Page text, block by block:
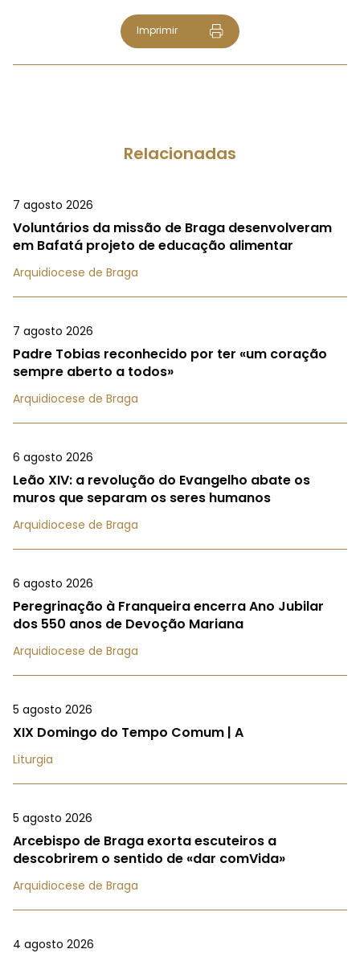
Imprimir
Relacionadas
7 agosto 2026
Voluntários da missão de Braga desenvolveram
em Bafatá projeto de educação alimentar
Arquidiocese de Braga
7 agosto 2026
Padre Tobias reconhecido por ter «um coração
sempre aberto a todos»
Arquidiocese de Braga
6 agosto 2026
Leão XIV: a revolução do Evangelho abate os
muros que separam os seres humanos
Arquidiocese de Braga
6 agosto 2026
Peregrinação à Franqueira encerra Ano Jubilar
dos 550 anos de Devoção Mariana
Arquidiocese de Braga
5 agosto 2026
XIX Domingo do Tempo Comum | A
Liturgia
5 agosto 2026
Arcebispo de Braga exorta escuteiros a
descobrirem o sentido de «dar comVida»
Arquidiocese de Braga
4 agosto 2026